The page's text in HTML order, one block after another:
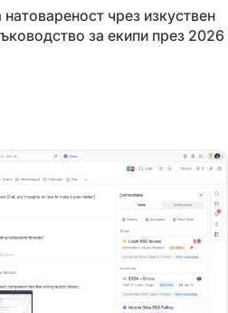
чрез изкуствен
за екипи през 2026